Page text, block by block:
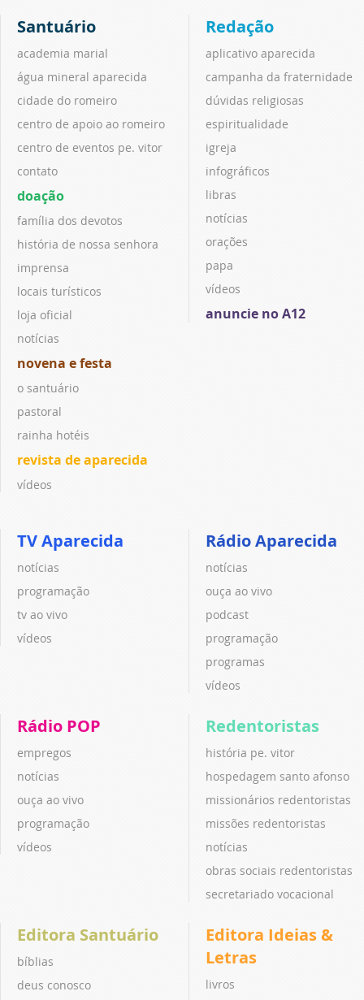
Santuário
academia marial
água mineral aparecida
cidade do romeiro
centro de apoio ao romeiro
centro de eventos pe. vitor
contato
doação
família dos devotos
história de nossa senhora
imprensa
locais turísticos
loja oficial
notícias
novena e festa
o santuário
pastoral
rainha hotéis
revista de aparecida
vídeos
Redação
aplicativo aparecida
campanha da fraternidade
dúvidas religiosas
espiritualidade
igreja
infográficos
libras
notícias
orações
papa
vídeos
anuncie no A12
TV Aparecida
notícias
programação
tv ao vivo
vídeos
Rádio Aparecida
notícias
ouça ao vivo
podcast
programação
programas
vídeos
Rádio POP
empregos
notícias
ouça ao vivo
programação
vídeos
Redentoristas
história pe. vitor
hospedagem santo afonso
missionários redentoristas
missões redentoristas
notícias
obras sociais redentoristas
secretariado vocacional
Editora Santuário
bíblias
deus conosco
Editora Ideias &
Letras
livros